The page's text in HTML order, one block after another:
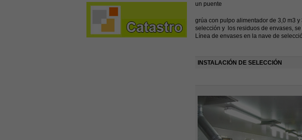
un puente
grúa con pulpo alimentador de 3,0 m3
selección y los residuos de envases,
Línea de envases en la nave de
INSTALACIÓN DE SELECCIÓN